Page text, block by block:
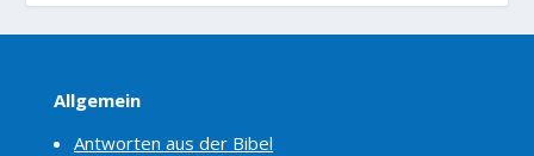
Allgemein
Antworten aus der Bibel